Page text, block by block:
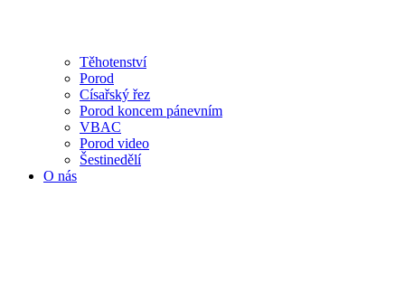
Těhotenství
Porod
Císařský řez
Porod koncem pánevním
VBAC
Porod video
Šestinedělí
O nás